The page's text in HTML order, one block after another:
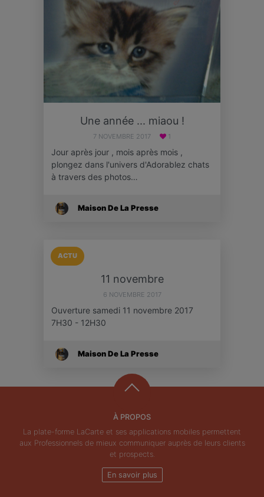
Une année ... miaou !
7 NOVEMBRE 2017 1
Jour après jour , mois après mois ,
plongez dans l'univers d'Adorablez chats
à travers des photos…
Maison De La Presse
ACTU
11 novembre
6 NOVEMBRE 2017
Ouverture samedi 11 novembre 2017
7H30 - 12H30
Maison De La Presse
À PROPOS
La plate-forme LaCarte et ses applications mobiles permettent
aux Professionnels de mieux communiquer auprès de leurs clients
et prospects.
En savoir plus